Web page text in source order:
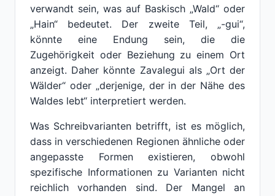
verwandt sein, was auf Baskisch „Wald“ oder
„Hain“ bedeutet. Der zweite Teil, „-gui“,
könnte eine Endung sein, die die
Zugehörigkeit oder Beziehung zu einem Ort
anzeigt. Daher könnte Zavalegui als „Ort der
Wälder“ oder „derjenige, der in der Nähe des
Waldes lebt“ interpretiert werden.
Was Schreibvarianten betrifft, ist es möglich,
dass in verschiedenen Regionen ähnliche oder
angepasste Formen existieren, obwohl
spezifische Informationen zu Varianten nicht
reichlich vorhanden sind. Der Mangel an